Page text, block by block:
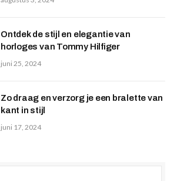
Ontdek de stijl en elegantie van
horloges van Tommy Hilfiger
juni 25, 2024
Zo draag en verzorg je een bralette van
kant in stijl
juni 17, 2024